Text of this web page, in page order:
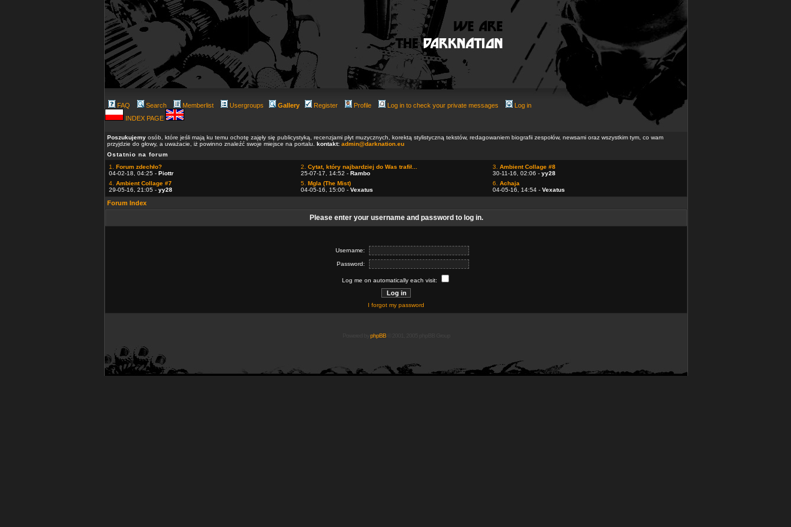
FAQ Search Memberlist Usergroups Gallery Register Profile Log in to check your private messages
Log in
INDEX PAGE
Poszukujemy osób, które jeśli mają ku temu ochotę zajęły się publicystyką, recenzjami płyt muzycznych, korektą stylistyczną tekstów, redagowaniem biografii zespołów, newsami oraz wszystkim tym, co wam
przyjdzie do głowy, a uważacie, iż powinno znaleźć swoje miejsce na portalu. kontakt: admin@darknation.eu
Ostatnio na forum
1. Forum zdechło?
04-02-18, 04:25 - Piottr
2. Cytat, który najbardziej do Was trafił...
25-07-17, 14:52 - Rambo
3. Ambient Collage #8
30-11-16, 02:06 - yy28
4. Ambient Collage #7
29-05-16, 21:05 - yy28
5. Mgla (The Mist)
04-05-16, 15:00 - Vexatus
6. Achaja
04-05-16, 14:54 - Vexatus
Forum Index
Please enter your username and password to log in.
Username:
Password:
Log me on automatically each visit:
I forgot my password
phpBB© 2001, 2005 phpBB Group